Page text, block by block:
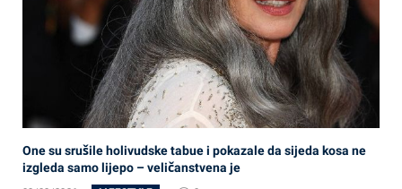
One su srušile holivudske tabue i pokazale da sijeda kosa ne
izgleda samo lijepo – veličanstvena je